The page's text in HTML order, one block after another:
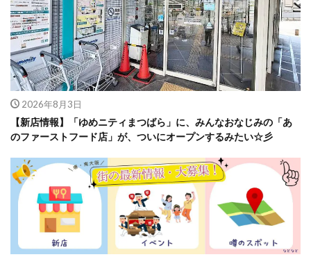
2026年8月3日
【新店情報】「ゆめニティまつばら」に、みんなおなじみの「あ
のファーストフード店」が、ついにオープンするみたい☆彡